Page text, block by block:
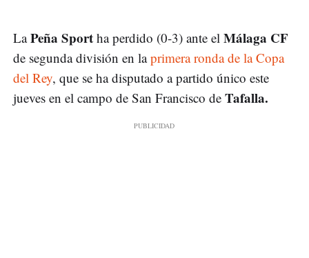
LaPeña Sport ha perdido (0-3) ante el Málaga CF
de segunda división en laprimera ronda de la Copa
del Rey, que se ha disputado a partido único este
jueves en el campo de San Francisco de Tafalla.